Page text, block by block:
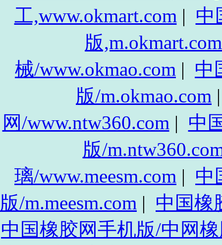
工,www.okmart.com | 中
版,m.okmart.com
械/www.okmao.com | 中
版/m.okmao.com
网/www.ntw360.com | 中
版/
璃/www.meesm.com | 中
版/m.meesm.com | 中国橡
中国橡胶网手机版/中网